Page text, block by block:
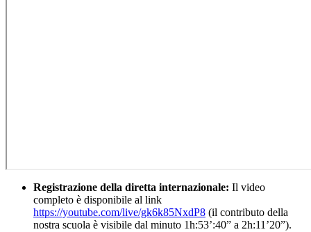
Registrazione della diretta internazionale: Il video
completo è disponibile al link
https://youtube.com/live/gk6k85NxdP8 (il contributo della
nostra scuola è visibile dal minuto 1h:53’:40” a 2h:11’20”).